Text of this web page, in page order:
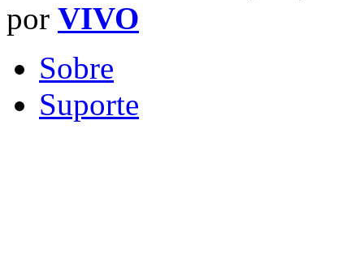
por VIVO
Sobre
Suporte